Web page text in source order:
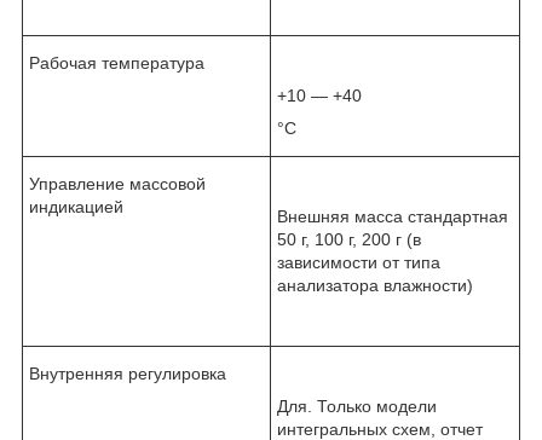
Рабочая температура
+10 — +40
°С
Управление массовой
индикацией
Внешняя масса стандартная
50 г, 100 г, 200 г (в
зависимости от типа
анализатора влажности)
Внутренняя регулировка
Для. Только модели
интегральных схем, отчет